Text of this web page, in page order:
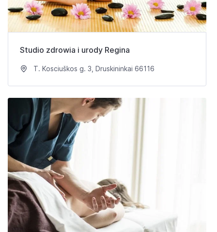
Studio zdrowia i urody Regina
T. Kosciuškos g. 3, Druskininkai 66116